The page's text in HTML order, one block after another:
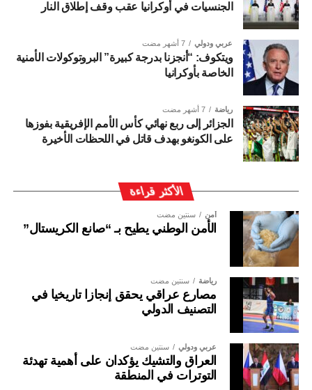
الجنسيات في أوكرانيا عقب وقف إطلاق النار
عربي ودولي 7 أشهر مضت
ويتكوف: “أنجزنا بدرجة كبيرة” البروتوكولات الأمنية
الخاصة بأوكرانيا
رياضة 7 أشهر مضت
الجزائر إلى ربع نهائي كأس الأمم الإفريقية بفوزها
على الكونغو بهدف قاتل في اللحظات الأخيرة
الأكثر قراءة
أمن سنتين مضت
الأمن الوطني يطيح بـ “صانع الكريستال”
رياضة سنتين مضت
مصارع عراقي يحقق إنجازا تاريخيا في
التصنيف الدولي
عربي ودولي سنتين مضت
العراق والتشيك يؤكدان على أهمية تهدئة
التوترات في المنطقة